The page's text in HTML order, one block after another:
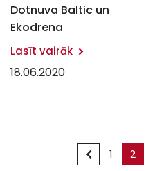
Dotnuva Baltic un
Ekodrena
Lasīt vairāk
18.06.2020
< 1 2